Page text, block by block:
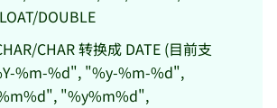
DOUBLE
CHAR 转换成 DATE (目前支
%m-%d", "%y-%m-%d",
"%y%m%d",